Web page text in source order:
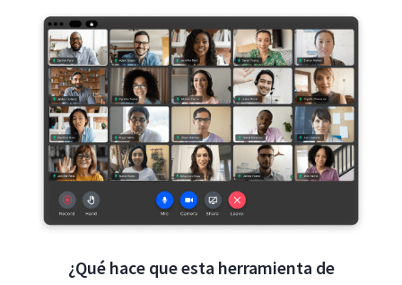
¿Qué hace que esta herramienta de